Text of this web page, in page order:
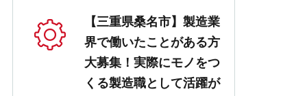
【三重県桑名市】製造業
界で働いたことがある方
大募集！実際にモノをつ
くる製造職として活躍が